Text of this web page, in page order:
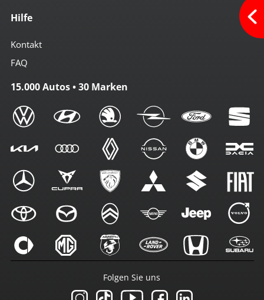
Hilfe
Kontakt
FAQ
15.000 Autos • 30 Marken
Folgen Sie uns